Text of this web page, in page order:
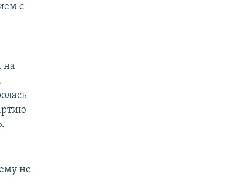
с
на
не